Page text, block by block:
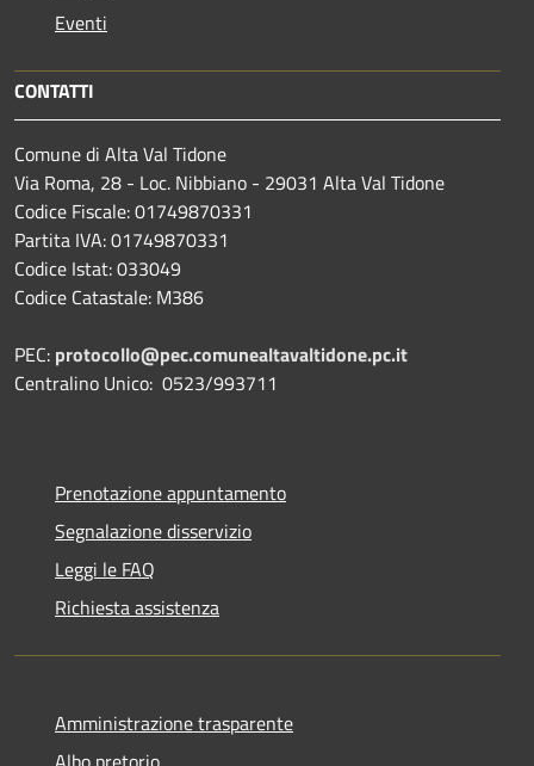
Eventi
CONTATTI
Comune di Alta Val Tidone
Via Roma, 28 - Loc. Nibbiano - 29031 Alta Val Tidone
Codice Fiscale: 01749870331
Partita IVA: 01749870331
Codice Istat: 033049
Codice Catastale: M386
PEC: protocollo@pec.comunealtavaltidone.pc.it
Centralino Unico: 0523/993711
Prenotazione appuntamento
Segnalazione disservizio
Leggi le FAQ
Richiesta assistenza
Amministrazione trasparente